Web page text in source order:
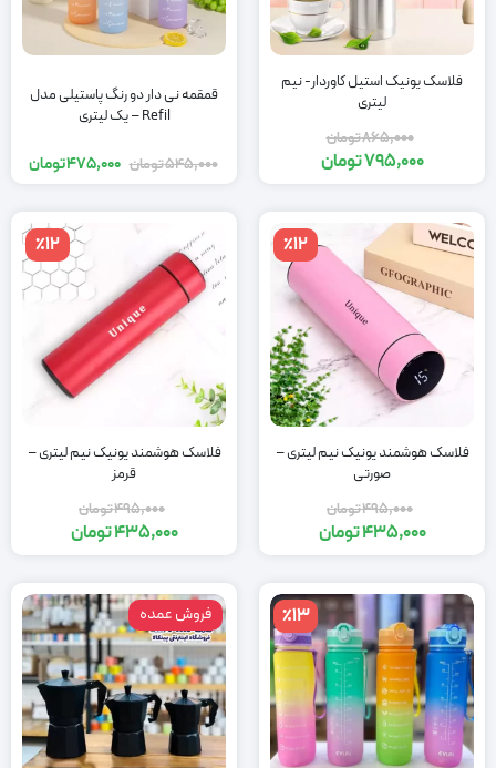
فلاسک یونیک استیل کاوردار- نیم
لیتری
865,000تومان
795,000تومان
قمقمه نی دار دو رنگ پاستیلی مدل
Refil – یک لیتری
545,000تومان 475,000تومان
٪12
فلاسک هوشمند یونیک نیم لیتری –
صورتی
495,000تومان
435,000تومان
٪12
فلاسک هوشمند یونیک نیم لیتری –
قرمز
495,000تومان
435,000تومان
٪13 فروش عمده